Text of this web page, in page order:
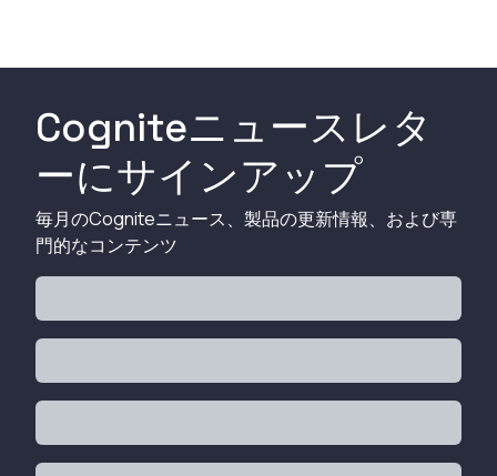
Cogniteニュースレタ
ーにサインアップ
毎月のCogniteニュース、製品の更新情報、および専
門的なコンテンツ